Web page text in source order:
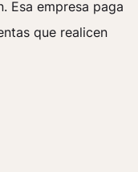
Esa empresa paga
que realicen